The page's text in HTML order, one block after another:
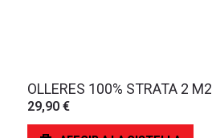
OLLERES 100% STRATA 2 M2
29,90 €